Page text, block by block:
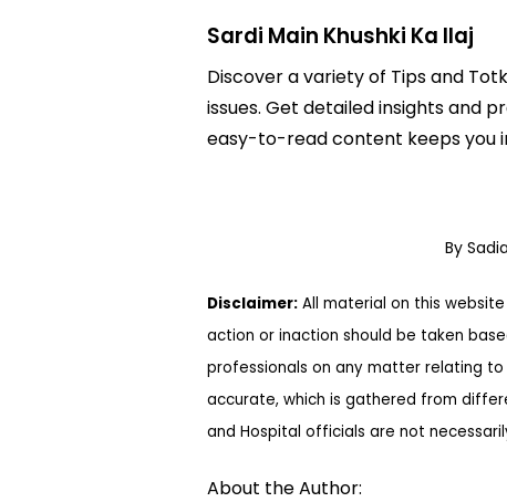
Sardi Main Khushki Ka Ilaj
Discover a variety of Tips and
issues. Get detailed insights and
easy-to-read content keeps you
By
Disclaimer: All material on this
action or inaction should be taken
professionals on any matter relating
accurate, which is gathered from
and Hospital officials are not
About the Author: